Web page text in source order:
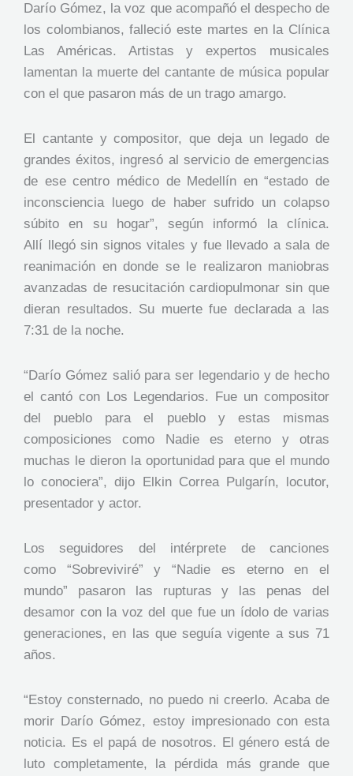
Darío Gómez, la voz que acompañó el despecho de
los colombianos, falleció este martes en la Clínica
Las Américas. Artistas y expertos musicales
lamentan la muerte del cantante de música popular
con el que pasaron más de un trago amargo.
El cantante y compositor, que deja un legado de
grandes éxitos, ingresó al servicio de emergencias
de ese centro médico de Medellín en “estado de
inconsciencia luego de haber sufrido un colapso
súbito en su hogar”, según informó la clínica.
Allí llegó sin signos vitales y fue llevado a sala de
reanimación en donde se le realizaron maniobras
avanzadas de resucitación cardiopulmonar sin que
dieran resultados. Su muerte fue declarada a las
7:31 de la noche.
“Darío Gómez salió para ser legendario y de hecho
el cantó con Los Legendarios. Fue un compositor
del pueblo para el pueblo y estas mismas
composiciones como Nadie es eterno y otras
muchas le dieron la oportunidad para que el mundo
lo conociera”, dijo Elkin Correa Pulgarín, locutor,
presentador y actor.
Los seguidores del intérprete de canciones
como “Sobreviviré” y “Nadie es eterno en el
mundo” pasaron las rupturas y las penas del
desamor con la voz del que fue un ídolo de varias
generaciones, en las que seguía vigente a sus 71
años.
“Estoy consternado, no puedo ni creerlo. Acaba de
morir Darío Gómez, estoy impresionado con esta
noticia. Es el papá de nosotros. El género está de
luto completamente, la pérdida más grande que